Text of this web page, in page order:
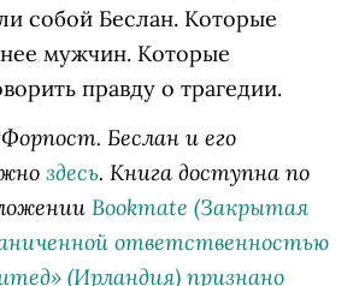
собой Беслан. Которые
мужчин. Которые
правду о трагедии.
Беслан и его
здесь. Книга доступна по
Bookmate (Закрытая
ответственностью
(Ирландия) признано